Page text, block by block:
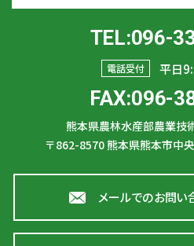
TEL:096-
電話受付 平日
FAX:096-
熊本県農林水産部農業技
〒862-8570熊本県熊本市中
メールでのお問い